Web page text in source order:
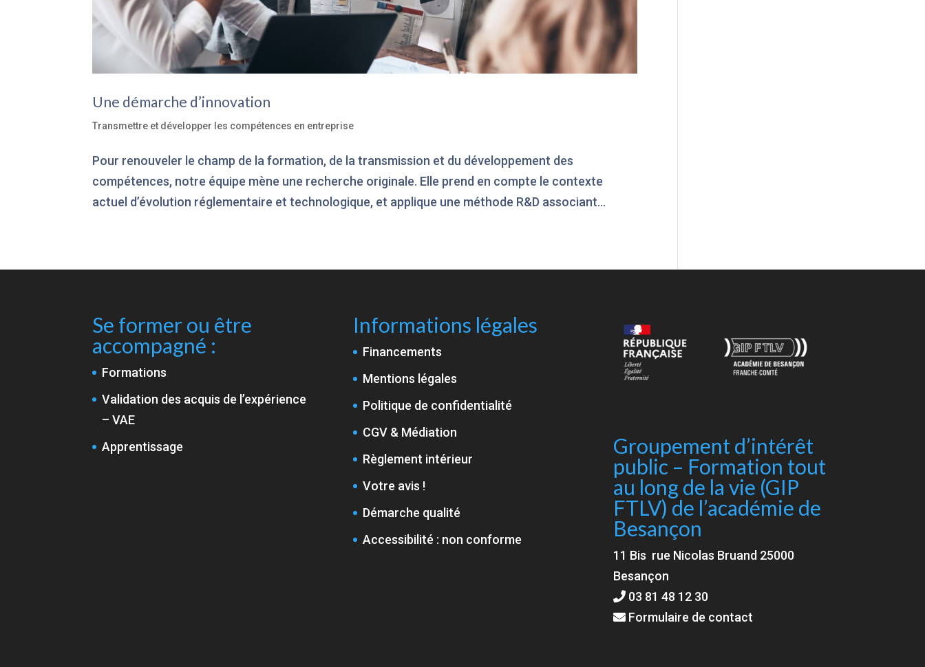
Une démarche d’innovation
Transmettre et développer les compétences en entreprise
Pour renouveler le champ de la formation, de la transmission et du développement des
compétences, notre équipe mène une recherche originale. Elle prend en compte le contexte
actuel d’évolution réglementaire et technologique, et applique une méthode R&D associant...
Se former ou être
accompagné :
Formations
Validation des acquis de l’expérience
– VAE
Apprentissage
Informations légales
Financements
Mentions légales
Politique de confidentialité
CGV & Médiation
Règlement intérieur
Votre avis !
Démarche qualité
Accessibilité : non conforme
Groupement d’intérêt
public – Formation tout
au long de la vie (GIP
FTLV) de l’académie de
Besançon
11 Bis rue Nicolas Bruand 25000
Besançon
03 81 48 12 30
Formulaire de contact